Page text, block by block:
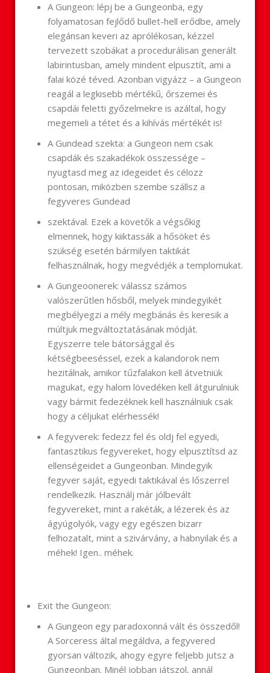
A Gungeon: lépj be a Gungeonba, egy
folyamatosan fejlődő bullet-hell erődbe, amely
elegánsan keveri az aprólékosan, kézzel
tervezett szobákat a procedurálisan generált
labirintusban, amely mindent elpusztít, ami a
falai közé téved. Azonban vigyázz – a Gungeon
reagál a legkisebb mértékű, őrszemei és
csapdái feletti győzelmekre is azáltal, hogy
megemeli a tétet és a kihívás mértékét is!
A Gundead szekta: a Gungeon nem csak
csapdák és szakadékok összessége –
nyugtasd meg az idegeidet és célozz
pontosan, miközben szembe szállsz a
fegyveres Gundead
szektával. Ezek a követők a végsőkig
elmennek, hogy kiiktassák a hősöket és
szükség esetén bármilyen taktikát
felhasználnak, hogy megvédjék a templomukat.
A Gungeoonerek: válassz számos
valószerűtlen hősből, melyek mindegyikét
megbélyegzi a mély megbánás és keresik a
múltjuk megváltoztatásának módját.
Egyszerre tele bátorsággal és
kétségbeeséssel, ezek a kalandorok nem
hezitálnak, amikor tűzfalakon kell átvetniük
magukat, egy halom lövedéken kell átgurulniuk
vagy bármit fedezéknek kell használniuk csak
hogy a céljukat elérhessék!
A fegyverek: fedezz fel és oldj fel egyedi,
fantasztikus fegyvereket, hogy elpusztítsd az
ellenségeidet a Gungeonban. Mindegyik
fegyver saját, egyedi taktikával és lőszerrel
rendelkezik. Használj már jólbevált
fegyvereket, mint a rakéták, a lézerek és az
ágyúgolyók, vagy egy egészen bizarr
felhozatalt, mint a szivárvány, a habnyilak és a
méhek! Igen.. méhek.
Exit the Gungeon:
A Gungeon egy paradoxonná vált és összedől!
A Sorceress által megáldva, a fegyvered
gyorsan változik, ahogy egyre feljebb jutsz a
Gungeonban. Minél jobban játszol, annál